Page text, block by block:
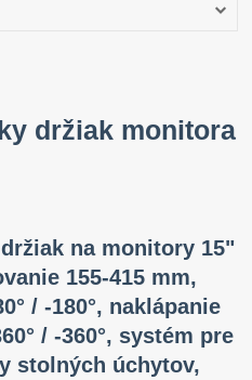
držiak monitora
na monitory 15"
155-415 mm,
/ -180°, naklápanie
/ -360°, systém pre
stolných úchytov,